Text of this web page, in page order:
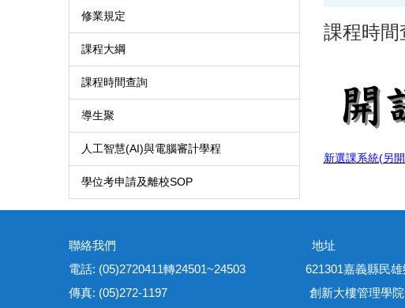
修業規定
課程大綱
課程時間查詢
導生聚
人工智慧(AI)與電腦審計學程
學位考申請及離校SOP
課程時間
新選課系統(另
聯絡我們 地址
電話: (05)2720411轉24501~24503 621301嘉義縣民雄
傳真: (05)272-1197 創新大樓管理學院會計與資